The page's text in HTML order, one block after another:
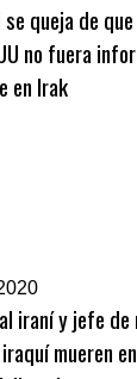
queja de
no fuera
en Irak
iraní y jefe
mueren